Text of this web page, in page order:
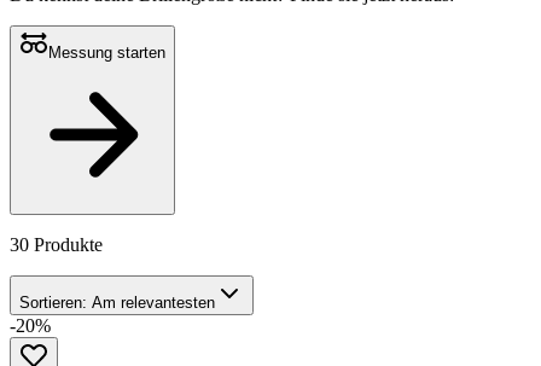
Messung starten
30 Produkte
Sortieren: Am relevantesten
-20%